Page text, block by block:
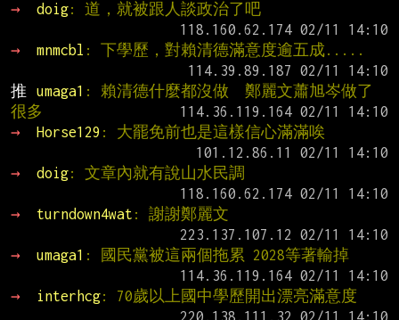
→
doig: 道，就被跟人談政治了吧
→
mnmcbl : 下學歷，對賴清德滿意度逾五成.....
推
umaga1 : 賴清德什麼都沒做  鄭麗文蕭旭岑做了
很多
→
Horse129 : 大罷免前也是這樣信心滿滿唉
→
doig: 文章內就有說山水民調
→
turndown4wat : 謝謝鄭麗文
→
umaga1 : 國民黨被這兩個拖累 2028等著輸掉
→
interhcg: 70歲以上國中學歷開出漂亮滿意度